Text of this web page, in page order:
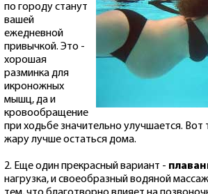
по городу станут
вашей
ежедневной
привычкой. Это -
хорошая
разминка для
икроножных
мышц, да и
кровообращение
при ходьбе значительно улучшается. Вот
жару лучше остаться дома.
2. Еще один прекрасный вариант -
нагрузка, и своеобразный водяной